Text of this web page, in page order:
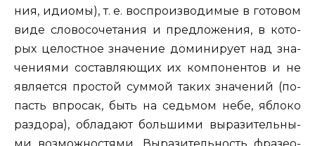
ния, иди­о­мы), т. е. вос­про­из­во­ди­мые в го­то­вом
виде сло­во­со­че­та­ния и пред­ло­же­ния, в ко­то­
рых це­лост­ное зна­че­ние до­ми­ни­ру­ет над зна­
че­ни­я­ми со­став­ля­ю­щих их ком­по­нен­тов и не
яв­ля­ет­ся про­стой сум­мой таких зна­че­ний (по­
пасть впро­сак, быть на седь­мом небе, яб­ло­ко
раз­до­ра), об­ла­да­ют боль­ши­ми вы­ра­зи­тель­ны­